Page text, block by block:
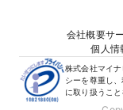
会社概要サ
個人情
株式会社マイ
シーを尊重し
に取り扱うこと